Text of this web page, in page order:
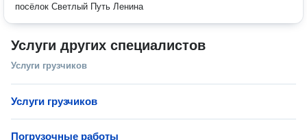
посёлок Светлый Путь Ленина
Услуги других специалистов
Услуги грузчиков
Услуги грузчиков
Погрузочные работы